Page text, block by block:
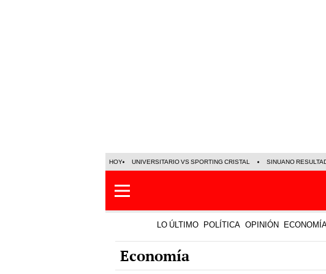
HOY UNIVERSITARIO VS SPORTING CRISTAL SINUANO
LO ÚLTIMO POLÍTICA OPINIÓN
Economía